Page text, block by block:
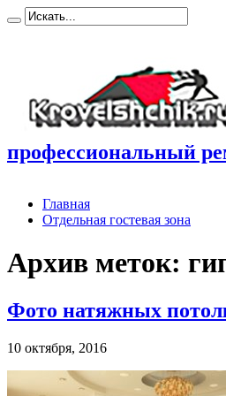
профессиональный
Главная
Отдельная гостевая зона
Архив меток:
Фото натяжных
10 октября, 2016